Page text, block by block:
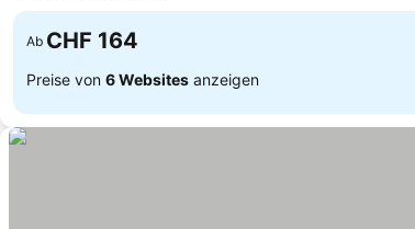
Ab CHF 164
Preise von 6 Websites anzeigen